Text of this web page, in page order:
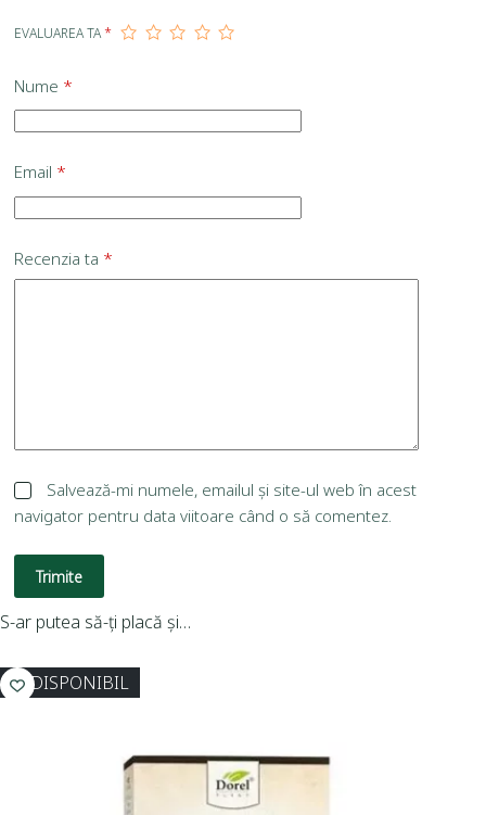
EVALUAREA TA*
Nume *
Email *
Recenzia ta *
Salvează-mi numele, emailul și site-ul web în acest
navigator pentru data viitoare când o să comentez.
Trimite
S-ar putea să-ți placă și…
INDISPONIBIL